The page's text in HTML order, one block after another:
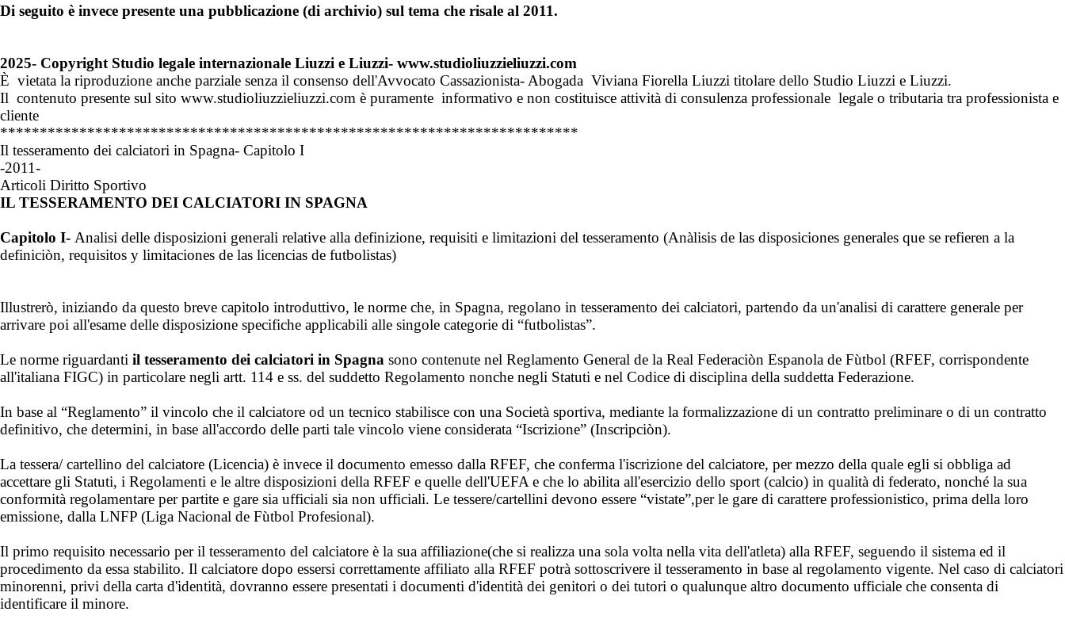
Di seguito è invece presente una pubblicazione (di archivio) sul tema che risale al 2011.
2025- Copyright Studio legale internazionale Liuzzi e Liuzzi- www.studioliuzzieliuzzi.com
È vietata la riproduzione anche parziale senza il consenso dell'Avvocato Cassazionista- Abogada Viviana Fiorella Liuzzi titolare dello Studio Liuzzi e Liuzzi.
Il contenuto presente sul sito www.studioliuzzieliuzzi.com è puramente informativo e non costituisce attività di consulenza professionale legale o tributaria tra professionista e
cliente
*************************************************************************
Il tesseramento dei calciatori in Spagna- Capitolo I
-2011-
Articoli Diritto Sportivo
IL TESSERAMENTO DEI CALCIATORI IN SPAGNA
Capitolo I- Analisi delle disposizioni generali relative alla definizione, requisiti e limitazioni del tesseramento (Anàlisis de las disposiciones generales que se refieren a la
definiciòn, requisitos y limitaciones de las licencias de futbolistas)
Illustrerò, iniziando da questo breve capitolo introduttivo, le norme che, in Spagna, regolano in tesseramento dei calciatori, partendo da un'analisi di carattere generale per
arrivare poi all'esame delle disposizione specifiche applicabili alle singole categorie di “futbolistas”.
Le norme riguardanti il tesseramento dei calciatori in Spagna sono contenute nel Reglamento General de la Real Federaciòn Espanola de Fùtbol (RFEF, corrispondente
all'italiana FIGC) in particolare negli artt. 114 e ss. del suddetto Regolamento nonche negli Statuti e nel Codice di disciplina della suddetta Federazione.
In base al “Reglamento” il vincolo che il calciatore od un tecnico stabilisce con una Società sportiva, mediante la formalizzazione di un contratto preliminare o di un contratto
definitivo, che determini, in base all'accordo delle parti tale vincolo viene considerata “Iscrizione” (Inscripciòn).
La tessera/ cartellino del calciatore (Licencia) è invece il documento emesso dalla RFEF, che conferma l'iscrizione del calciatore, per mezzo della quale egli si obbliga ad
accettare gli Statuti, i Regolamenti e le altre disposizioni della RFEF e quelle dell'UEFA e che lo abilita all'esercizio dello sport (calcio) in qualità di federato, nonché la sua
conformità regolamentare per partite e gare sia ufficiali sia non ufficiali. Le tessere/cartellini devono essere “vistate”,per le gare di carattere professionistico, prima della loro
emissione, dalla LNFP (Liga Nacional de Fùtbol Profesional).
Il primo requisito necessario per il tesseramento del calciatore è la sua affiliazione(che si realizza una sola volta nella vita dell'atleta) alla RFEF, seguendo il sistema ed il
procedimento da essa stabilito. Il calciatore dopo essersi correttamente affiliato alla RFEF potrà sottoscrivere il tesseramento in base al regolamento vigente. Nel caso di calciatori
minorenni, privi della carta d'identità, dovranno essere presentati i documenti d'identità dei genitori o dei tutori o qualunque altro documento ufficiale che consenta di
identificare il minore.